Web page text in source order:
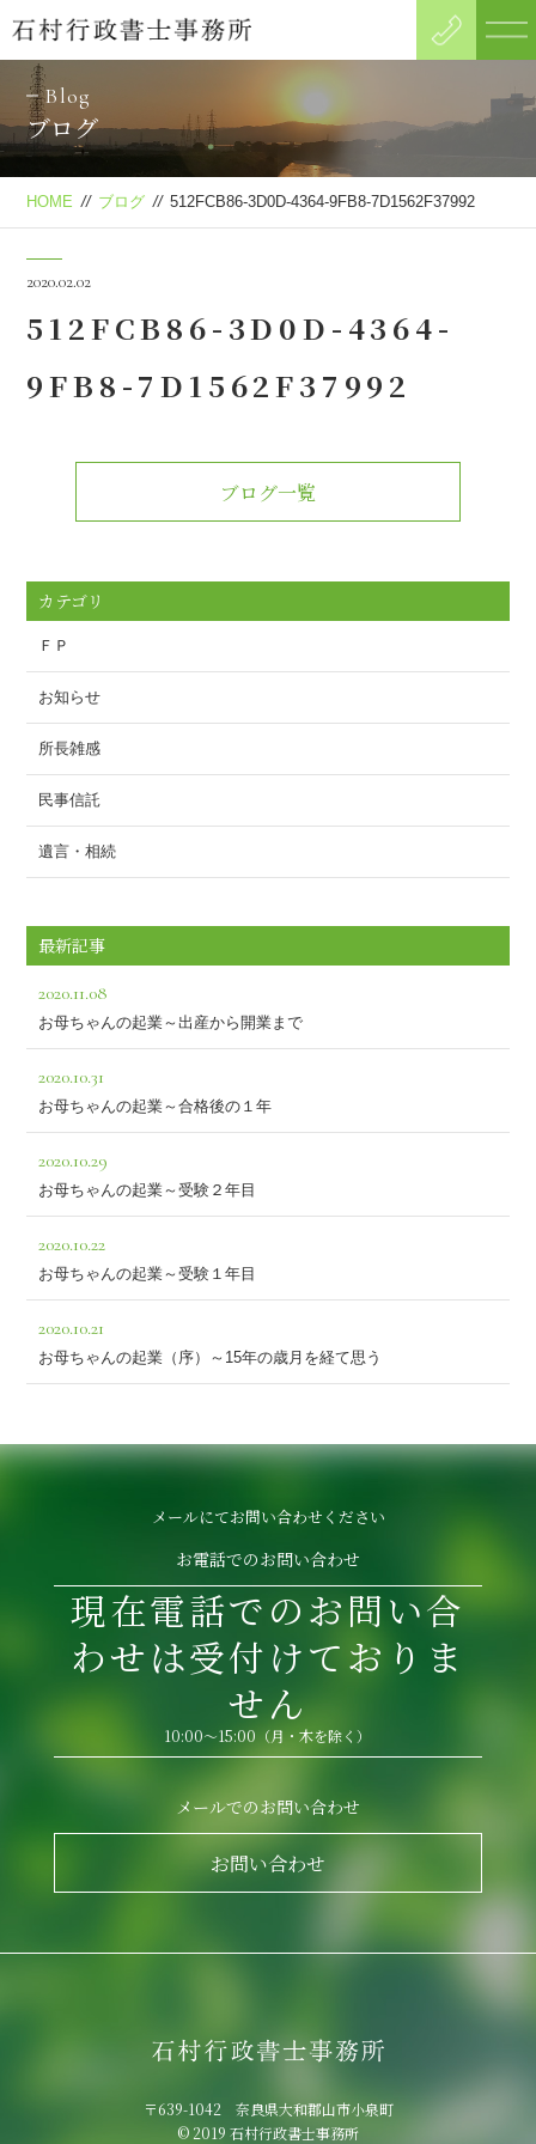
Blog
ブログ
HOME // ブログ // 512FCB86-3D0D-4364-9FB8-7D1562F37992
2020.02.02
512FCB86-3D0D-4364-
9FB8-7D1562F37992
ブログ一覧
カテゴリ
ＦＰ
お知らせ
所長雑感
民事信託
遺言・相続
最新記事
2020.11.08
お母ちゃんの起業～出産から開業まで
2020.10.31
お母ちゃんの起業～合格後の１年
2020.10.29
お母ちゃんの起業～受験２年目
2020.10.22
お母ちゃんの起業～受験１年目
2020.10.21
お母ちゃんの起業（序）～15年の歳月を経て思う
メールにてお問い合わせください
お電話でのお問い合わせ
現在電話でのお問い合
わせは受付けておりま
せん
10:00～15:00（月・木を除く）
メールでのお問い合わせ
お問い合わせ
〒639-1042 奈良県大和郡山市小泉町
© 2019 石村行政書士事務所